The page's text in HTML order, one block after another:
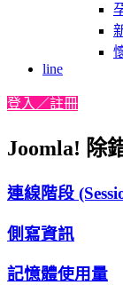
line
登入／註冊
Joomla! 除
連線階段
側寫資訊
記憶體使用量